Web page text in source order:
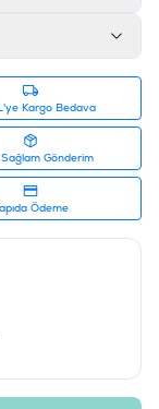
Kargo Bedava
Gönderim
Ödeme